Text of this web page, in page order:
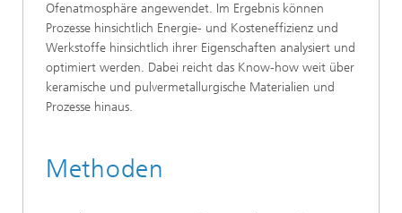
Ofenatmosphäre angewendet. Im Ergebnis können
Prozesse hinsichtlich Energie- und Kosteneffizienz und
Werkstoffe hinsichtlich ihrer Eigenschaften analysiert und
optimiert werden. Dabei reicht das Know-how weit über
keramische und pulvermetallurgische Materialien und
Prozesse hinaus.
Methoden